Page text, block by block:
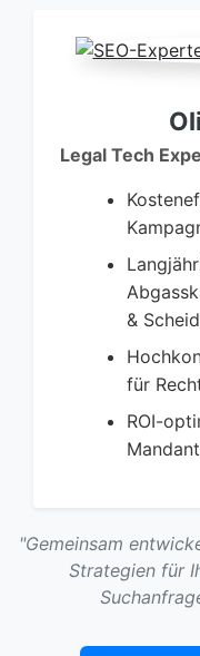
Legal Tech
&
für
ROI-
"Gemeinsam
Strategien für